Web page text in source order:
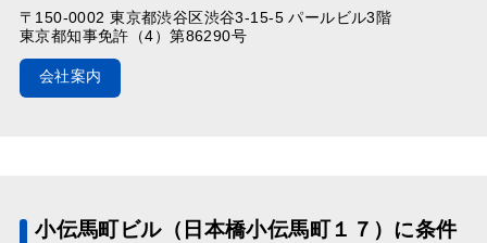
〒150-0002 東京都渋谷区渋谷3-15-5 パールビル3階
東京都知事免許（4）第86290号
会社案内
小伝馬町ビル（日本橋小伝馬町１７）に条件